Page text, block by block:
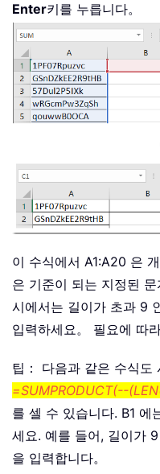
Enter키를 누릅니다。
이 수식에서 A1:A20 은
은 기준이 되는 지정된
시에서는 길이가 초과 9
입력하세요。 필요에 따
팁： 다음과 같은 수식도
=SUMPRODUCT(--
를 셀 수 있습니다. B1 에
세요. 예를 들어, 길이가
을 입력합니다。